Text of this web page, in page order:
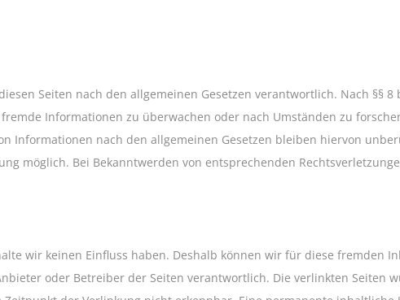
Seiten nach den allgemeinen Gesetzen verantwortlich. Nach §§ 8
Informationen zu überwachen oder nach Umständen zu
Informationen nach den allgemeinen Gesetzen bleiben hiervon
möglich. Bei Bekanntwerden von entsprechenden
wir keinen Einfluss haben. Deshalb können wir für diese fremden
oder Betreiber der Seiten verantwortlich. Die verlinkten Seiten